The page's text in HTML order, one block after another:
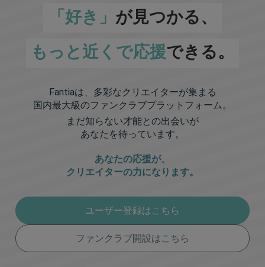
「好き」 が見つかる、
もっと近くで応援できる。
Fantiaは、多彩なクリエイターが集まる
国内最大級のファンクラブプラットフォーム。
まだ知らない才能との出会いが
あなたを待っています。
あなたの応援が、
クリエイターの力になります。
ユーザー登録はこちら
ファンクラブ開設はこちら